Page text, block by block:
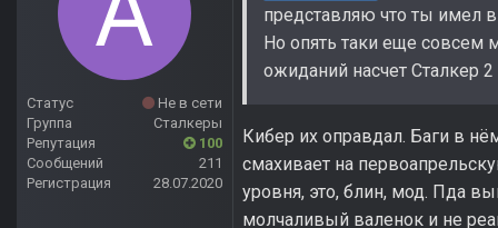
Статус
Не в сети
Группа
Сталкеры
Репутация
100
Сообщений
211
Регистрация
28.07.2020
представляю что ты имел
Но опять таки еще совсем
ожиданий насчет Сталкер
Кибер их оправдал. Баги в
смахивает на
уровня, это, блин, мод. Пда
молчаливый валенок и не